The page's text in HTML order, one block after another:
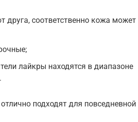
друга, соответственно кожа может
лайкры находятся в диапазоне
подходят для повседневной